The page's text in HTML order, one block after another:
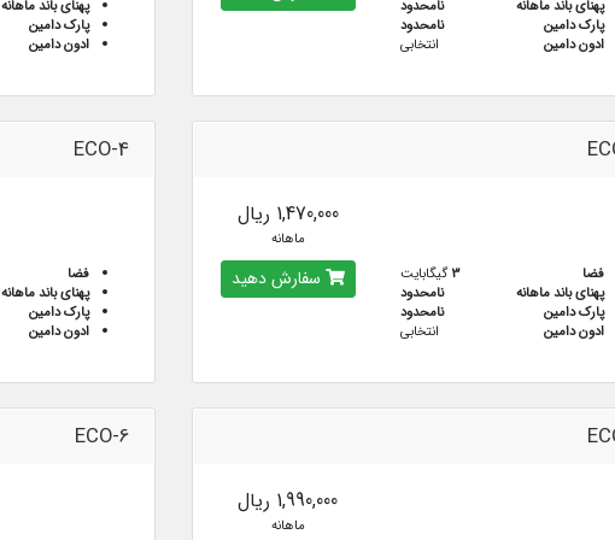
نامحدود
پهنای باند ماهانه
نامحدود
پارک دامین
انتخابی
ادون دامین
پهنای باند ماهانه
پارک دامین
ادون دامین
3گیگابایت
فضا
نامحدود
پهنای باند ماهانه
نامحدود
پارک دامین
انتخابی
ادون دامین
1,470,000 ریال
ماهانه
سفارش دهید
ECO-4
فضا
پهنای باند ماهانه
پارک دامین
ادون دامین
1,990,000 ریال
ماهانه
ECO-6